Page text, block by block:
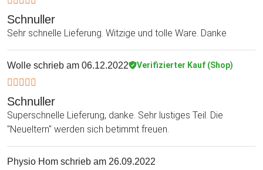
Schnuller
Sehr schnelle Lieferung. Witzige und tolle Ware. Danke
Wolle schrieb am 06.12.2022 Verifizierter Kauf (Shop)
Schnuller
Superschnelle Lieferung, danke. Sehr lustiges Teil. Die
"Neueltern" werden sich betimmt freuen.
Physio Hom schrieb am 26.09.2022